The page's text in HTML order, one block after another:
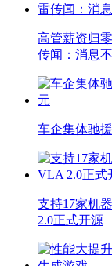
高管薪资归
传闻：消息
车企集体驰
支持17家机
2.0正式开源